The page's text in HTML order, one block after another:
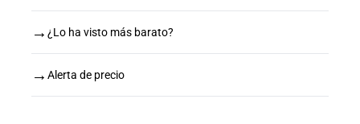
→ ¿Lo ha visto más barato?
→ Alerta de precio